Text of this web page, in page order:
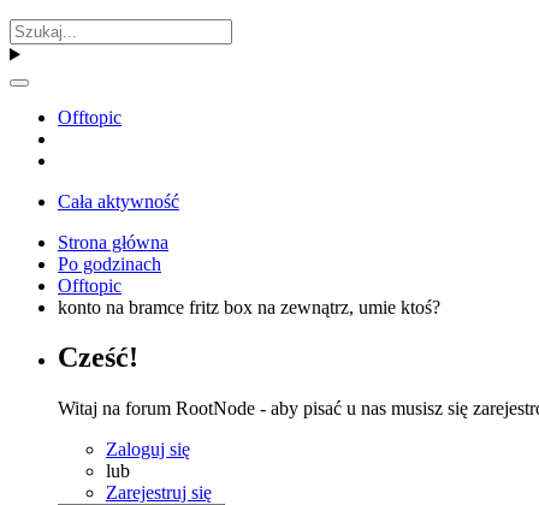
Offtopic
Cała aktywność
Strona główna
Po godzinach
Offtopic
konto na bramce fritz box na zewnątrz, umie ktoś?
Cześć!
Witaj na forum RootNode - aby pisać u nas musisz się
Zaloguj się
lub
Zarejestruj się